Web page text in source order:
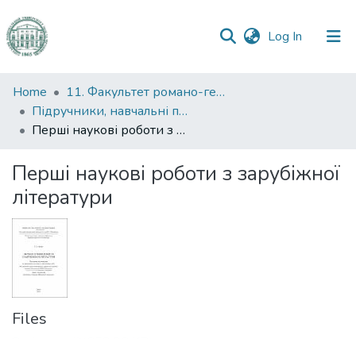
Log In (current)
Communities
&
Collections
Statistics
Home
11. Факультет романо-германської філології
Підручники, навчальні посібники та інші науково- та навчально-методичні праці РГФ
Перші наукові роботи з зарубіжної літератури
Перші наукові роботи з зарубіжної
літератури
Files